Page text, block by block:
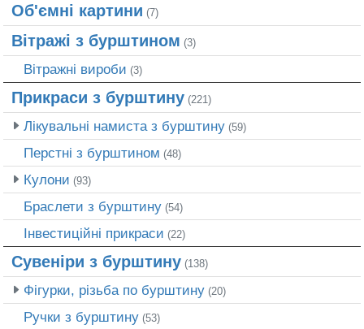
Об'ємні картини (7)
Вітражі з бурштином (3)
Вітражні вироби (3)
Прикраси з бурштину (221)
Лікувальні намиста з бурштину (59)
Перстні з бурштином (48)
Кулони (93)
Браслети з бурштину (54)
Інвестиційні прикраси (22)
Сувеніри з бурштину (138)
Фігурки, різьба по бурштину (20)
Ручки з бурштину (53)